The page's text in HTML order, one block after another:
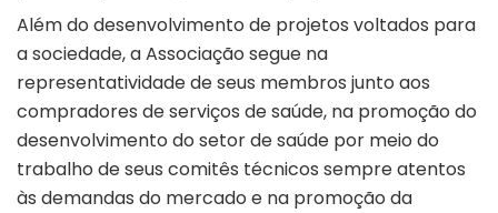
Além do desenvolvimento de projetos voltados para
a sociedade, a Associação segue na
representatividade de seus membros junto aos
compradores de serviços de saúde, na promoção do
desenvolvimento do setor de saúde por meio do
trabalho de seus comitês técnicos sempre atentos
às demandas do mercado e na promoção da